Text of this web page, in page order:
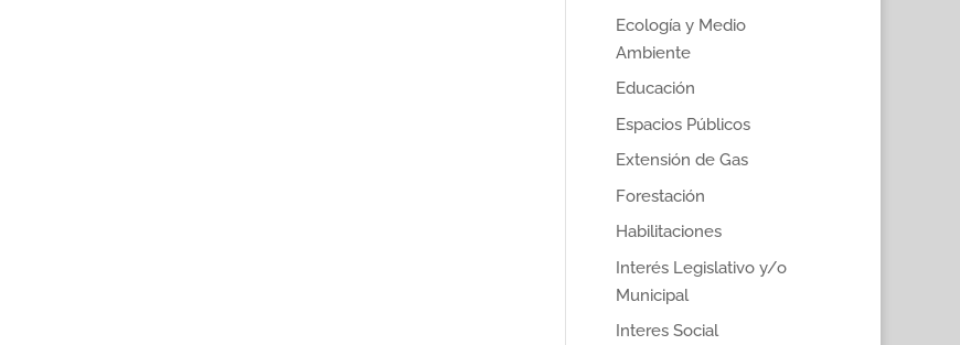
Ecología y Medio
Ambiente
Educación
Espacios Públicos
Extensión de Gas
Forestación
Habilitaciones
Interés Legislativo y/o
Municipal
Interes Social